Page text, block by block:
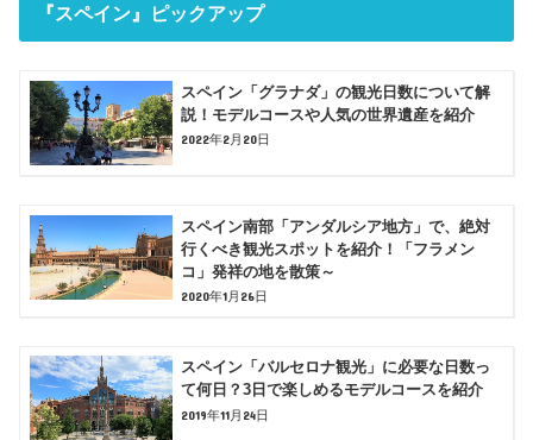
『スペイン』ピックアップ
スペイン「グラナダ」の観光日数について解
説！モデルコースや人気の世界遺産を紹介
2022年2月20日
スペイン南部「アンダルシア地方」で、絶対
行くべき観光スポットを紹介！「フラメン
コ」発祥の地を散策～
2020年1月26日
スペイン「バルセロナ観光」に必要な日数っ
て何日？3日で楽しめるモデルコースを紹介
2019年11月24日